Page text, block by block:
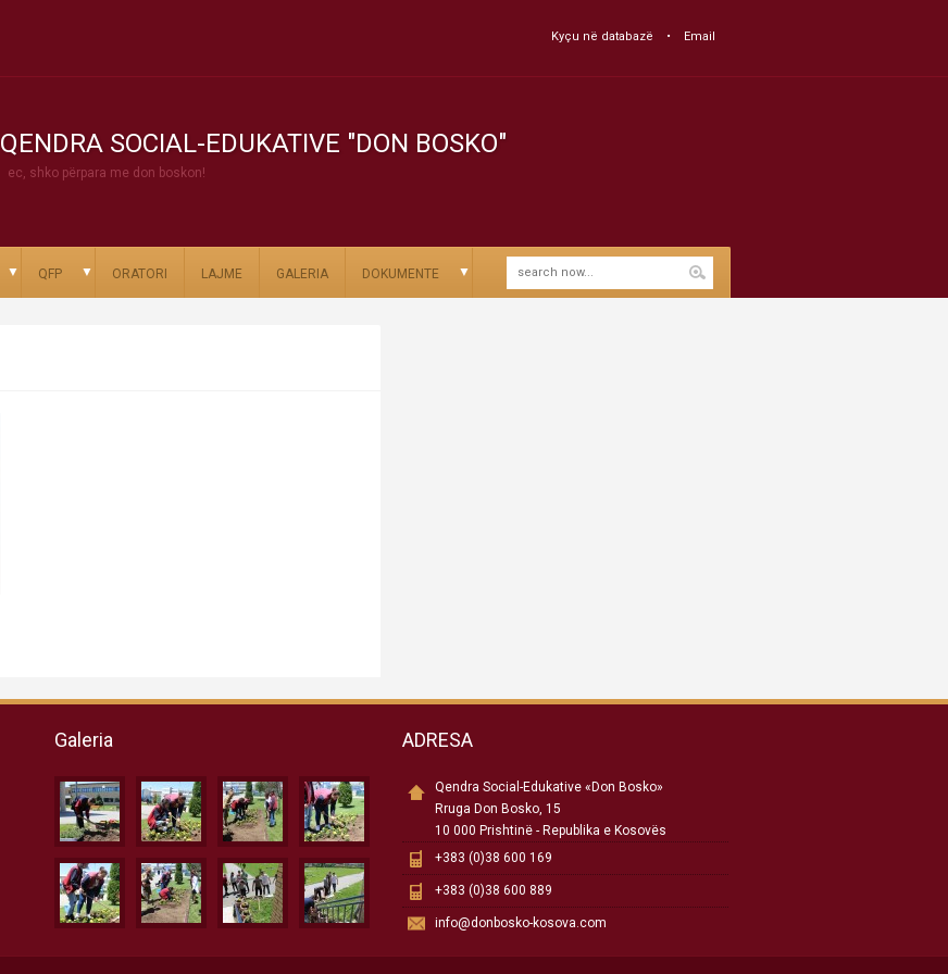
Kyçu në databazë Email
QENDRA SOCIAL-EDUKATIVE "DON BOSKO"
ec, shko përpara me don boskon!
▼ QFP ▼ ORATORI LAJME GALERIA DOKUMENTE ▼
Galeria ADRESA
Qendra Social-Edukative «Don Bosko»
Rruga Don Bosko, 15
10 000 Prishtinë - Republika e Kosovës
+383 (0)38 600 169
+383 (0)38 600 889
info@donbosko-kosova.com